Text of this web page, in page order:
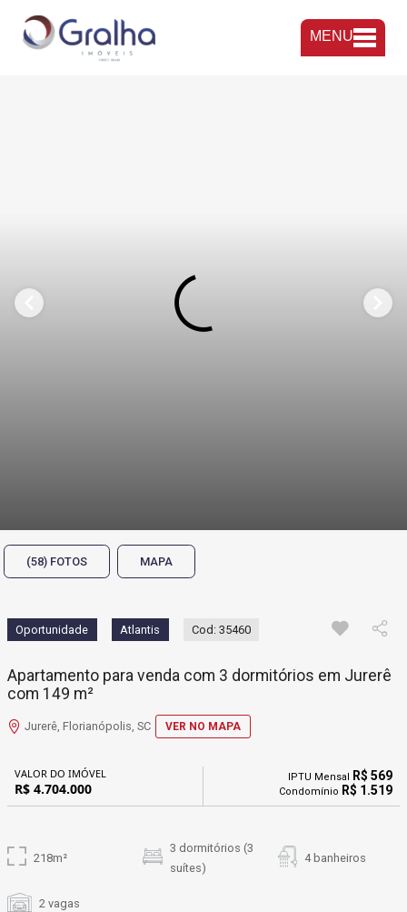
MENU
(58) FOTOS MAPA
Oportunidade Atlantis Cod: 35460
Apartamento para venda com 3 dormitórios em Jurerê
com 149 m²
Jurerê, Florianópolis, SC VER NO MAPA
VALOR DO IMÓVEL
R$ 4.704.000
IPTU Mensal R$ 569
Condomínio R$ 1.519
218m²
3 dormitórios (3
suítes)
4 banheiros
2 vagas